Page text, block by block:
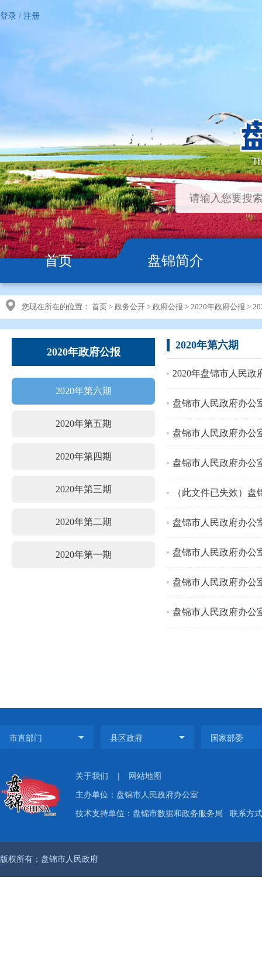
登录 / 注册
首页 盘锦简介
您现在所在的位置： 首页 > 政务公开 > 政府公报 > 2020年政府公报 >
2020年政府公报
2020年第六期
2020年第五期
2020年第四期
2020年第三期
2020年第二期
2020年第一期
2020年第六期
2020年盘锦市人民政
盘锦市人民政府办公
盘锦市人民政府办公
盘锦市人民政府办公
（此文件已失效）
盘锦市人民政府办公
盘锦市人民政府办公
盘锦市人民政府办公
关于我们 网站地图
主办单位：盘锦市人民政府办公室
技术支持单位：盘锦市数据和政务服务局 联系方
版权所有：盘锦市人民政府